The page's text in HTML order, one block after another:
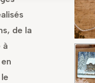
de la
à